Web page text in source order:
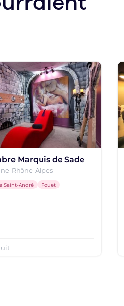
Marquis de Sade
Rhône-Alpes
Saint-André Fouet